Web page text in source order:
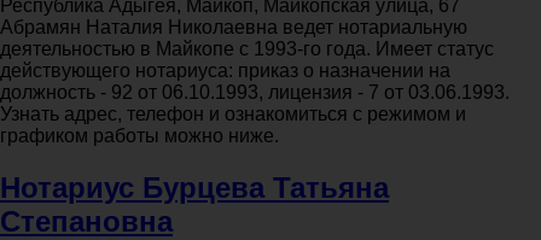
Республика Адыгея, Майкоп, Майкопская улица, 67
Абрамян Наталия Николаевна ведет нотариальную
деятельностью в Майкопе с 1993-го года. Имеет статус
действующего нотариуса: приказ о назначении на
должность - 92 от 06.10.1993, лицензия - 7 от 03.06.1993.
Узнать адрес, телефон и ознакомиться с режимом и
графиком работы можно ниже.
Нотариус Бурцева Татьяна
Степановна